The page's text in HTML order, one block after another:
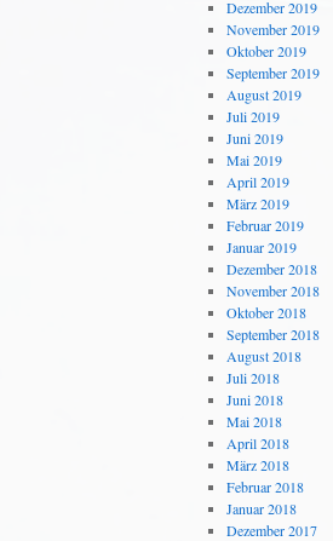
Dezember 2019
November 2019
Oktober 2019
September 2019
August 2019
Juli 2019
Juni 2019
Mai 2019
April 2019
März 2019
Februar 2019
Januar 2019
Dezember 2018
November 2018
Oktober 2018
September 2018
August 2018
Juli 2018
Juni 2018
Mai 2018
April 2018
März 2018
Februar 2018
Januar 2018
Dezember 2017